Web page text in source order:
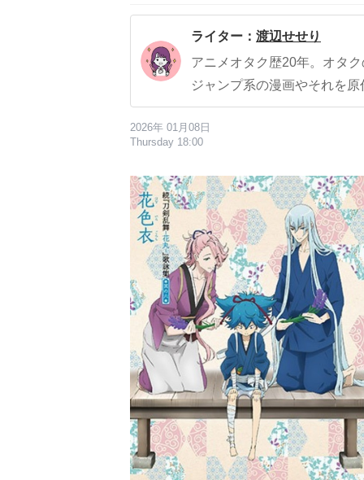
ライター： 渡辺せせり
アニメオタク歴20年。オタ
ジャンプ系の漫画やそれを
2026年 01月08日
Thursday 18:00